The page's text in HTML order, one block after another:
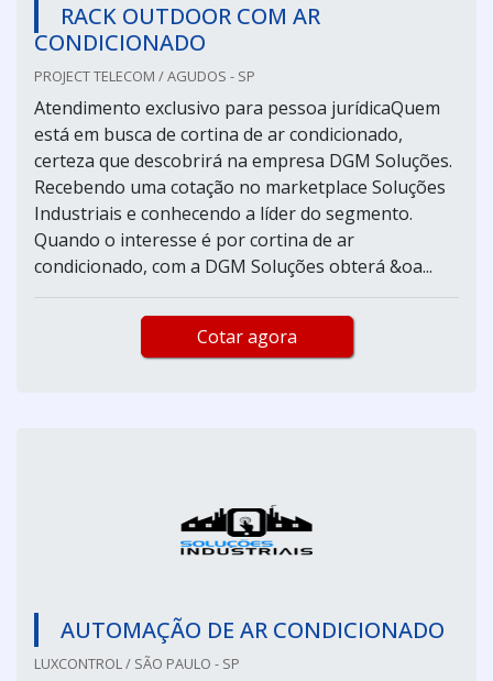
RACK OUTDOOR COM AR
CONDICIONADO
PROJECT TELECOM / AGUDOS - SP
Atendimento exclusivo para pessoa jurídicaQuem
está em busca de cortina de ar condicionado,
certeza que descobrirá na empresa DGM Soluções.
Recebendo uma cotação no marketplace Soluções
Industriais e conhecendo a líder do segmento.
Quando o interesse é por cortina de ar
condicionado, com a DGM Soluções obterá &oa...
Cotar agora
AUTOMAÇÃO DE AR CONDICIONADO
LUXCONTROL / SÃO PAULO - SP